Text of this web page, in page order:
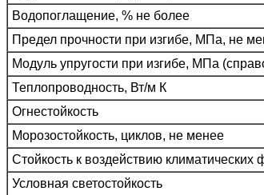
Водопоглащение, % не более
Предел прочности при изгибе, МПа, не
Модуль упругости при изгибе, МПа
Теплопроводность, Вт/м К
Огнестойкость
Морозостойкость, циклов, не менее
Стойкость к воздействию
Условная светостойкость